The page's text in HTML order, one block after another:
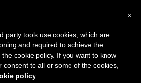
26th, 2001
×
7 de agosto haremos la pausa
que en el periodo de verano
informaciones y también el
x
party tools use cookies, which are
and required to achieve the
cookie policy. If you want to know
consent to all or some of the cookies,
policy